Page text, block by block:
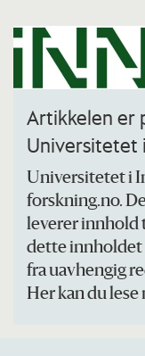
Artikkelen er
Universitetet
Universitetet i
forskning.no.
leverer innhold
dette innholdet
fra uavhengig
Her kan du